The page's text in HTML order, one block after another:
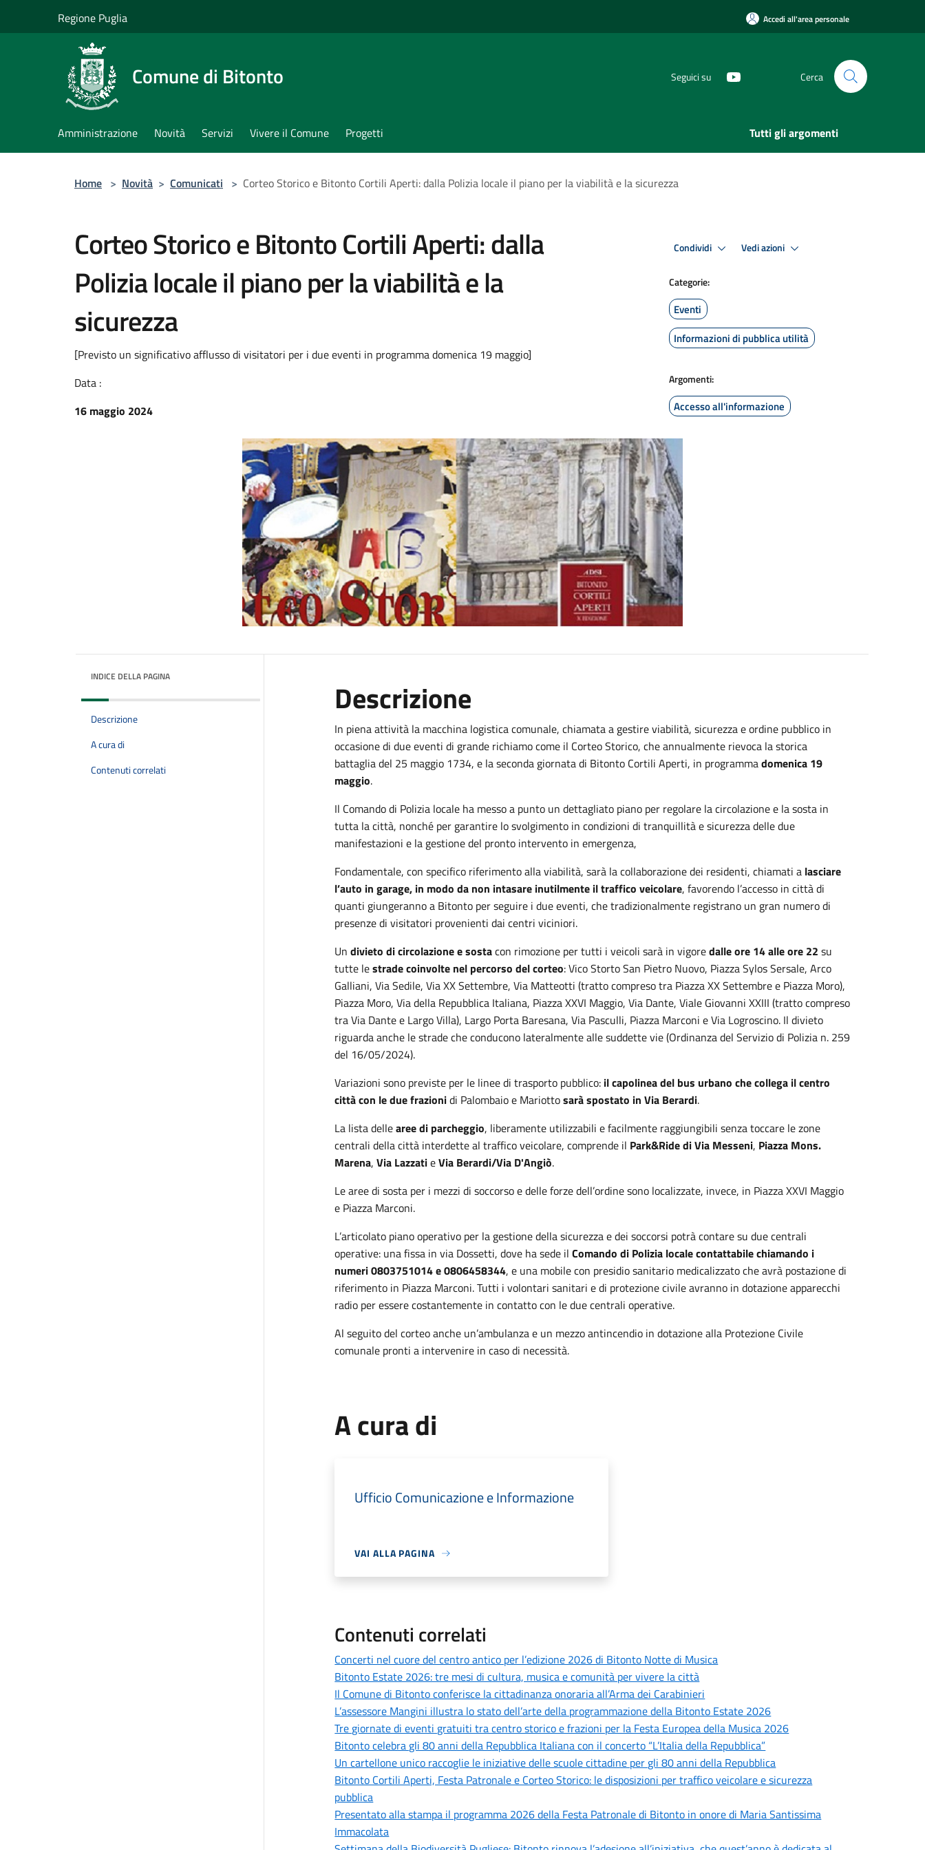
Regione Puglia Accedi all'area personale
Comune di Bitonto Seguici su Cerca
Amministrazione Novità Servizi Vivere il Comune Progetti Tutti gli argomenti
Home > Novità > Comunicati > Corteo Storico e Bitonto Cortili Aperti: dalla Polizia locale il piano per la viabilità e la sicurezza
Corteo Storico e Bitonto Cortili Aperti: dalla
Polizia locale il piano per la viabilità e la
sicurezza
[Previsto un significativo afflusso di visitatori per i due eventi in programma domenica 19 maggio]
Data :
16 maggio 2024
Condividi Vedi azioni
Categorie:
Eventi
Informazioni di pubblica utilità
Argomenti:
Accesso all'informazione
INDICE DELLA PAGINA
Descrizione
A cura di
Contenuti correlati
Descrizione
In piena attività la macchina logistica comunale, chiamata a gestire viabilità, sicurezza e ordine pubblico in
occasione di due eventi di grande richiamo come il Corteo Storico, che annualmente rievoca la storica
battaglia del 25 maggio 1734, e la seconda giornata di Bitonto Cortili Aperti, in programmadomenica 19
maggio.
Il Comando di Polizia locale ha messo a punto un dettagliato piano per regolare la circolazione e la sosta in
tutta la città, nonché per garantire lo svolgimento in condizioni di tranquillità e sicurezza delle due
manifestazioni e la gestione del pronto intervento in emergenza,
Fondamentale, con specifico riferimento alla viabilità, sarà la collaborazione dei residenti, chiamati a lasciare
l’auto in garage, in modo da non intasare inutilmente il traffico veicolare, favorendo l’accesso in città di
quanti giungeranno a Bitonto per seguire i due eventi, che tradizionalmente registrano un gran numero di
presenze di visitatori provenienti dai centri viciniori.
Undivieto di circolazione e sostacon rimozione per tutti i veicoli sarà in vigoredalle ore 14 alle ore 22 su
tutte lestrade coinvolte nel percorso del corteo: Vico Storto San Pietro Nuovo, Piazza Sylos Sersale, Arco
Galliani, Via Sedile, Via XX Settembre, Via Matteotti (tratto compreso tra Piazza XX Settembre e Piazza Moro),
Piazza Moro, Via della Repubblica Italiana, Piazza XXVI Maggio, Via Dante, Viale Giovanni XXIII (tratto compreso
tra Via Dante e Largo Villa), Largo Porta Baresana, Via Pasculli, Piazza Marconi e Via Logroscino. Il divieto
riguarda anche le strade che conducono lateralmente alle suddette vie (Ordinanza del Servizio di Polizia n. 259
del 16/05/2024).
Variazioni sono previste per le linee di trasporto pubblico: il capolinea del bus urbano che collega il centro
città con le due frazionidi Palombaio e Mariottosarà spostato in Via Berardi.
La lista dellearee di parcheggio, liberamente utilizzabili e facilmente raggiungibili senza toccare le zone
centrali della città interdette al traffico veicolare, comprende il Park&Ride di Via Messeni, Piazza Mons.
Marena,Via LazzatieVia Berardi/Via D'Angiò.
Le aree di sosta per i mezzi di soccorso e delle forze dell’ordine sono localizzate, invece, in Piazza XXVI Maggio
e Piazza Marconi.
L’articolato piano operativo per la gestione della sicurezza e dei soccorsi potrà contare su due centrali
operative: una fissa in via Dossetti, dove ha sede ilComando di Polizia locale contattabile chiamando i
numeri 0803751014 e 0806458344, e una mobile con presidio sanitario medicalizzato che avrà postazione di
riferimento in Piazza Marconi. Tutti i volontari sanitari e di protezione civile avranno in dotazione apparecchi
radio per essere costantemente in contatto con le due centrali operative.
Al seguito del corteo anche un’ambulanza e un mezzo antincendio in dotazione alla Protezione Civile
comunale pronti a intervenire in caso di necessità.
A cura di
Ufficio Comunicazione e Informazione
VAI ALLA PAGINA
Contenuti correlati
Concerti nel cuore del centro antico per l’edizione 2026 di Bitonto Notte di Musica
Bitonto Estate 2026: tre mesi di cultura, musica e comunità per vivere la città
Il Comune di Bitonto conferisce la cittadinanza onoraria all’Arma dei Carabinieri
L’assessore Mangini illustra lo stato dell’arte della programmazione della Bitonto Estate 2026
Tre giornate di eventi gratuiti tra centro storico e frazioni per la Festa Europea della Musica 2026
Bitonto celebra gli 80 anni della Repubblica Italiana con il concerto “L’Italia della Repubblica”
Un cartellone unico raccoglie le iniziative delle scuole cittadine per gli 80 anni della Repubblica
Bitonto Cortili Aperti, Festa Patronale e Corteo Storico: le disposizioni per traffico veicolare e sicurezza
pubblica
Presentato alla stampa il programma 2026 della Festa Patronale di Bitonto in onore di Maria Santissima
Immacolata